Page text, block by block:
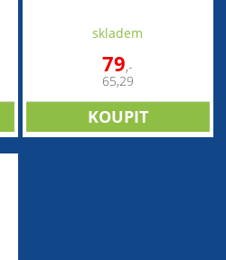
skladem
79,-
65,29